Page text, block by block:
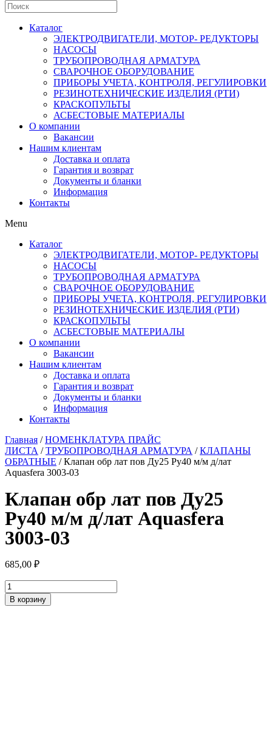
Каталог
ЭЛЕКТРОДВИГАТЕЛИ, МОТОР- РЕДУКТОРЫ
НАСОСЫ
ТРУБОПРОВОДНАЯ АРМАТУРА
СВАРОЧНОЕ ОБОРУДОВАНИЕ
ПРИБОРЫ УЧЕТА, КОНТРОЛЯ, РЕГУЛИРОВКИ
РЕЗИНОТЕХНИЧЕСКИЕ ИЗДЕЛИЯ (РТИ)
КРАСКОПУЛЬТЫ
АСБЕСТОВЫЕ МАТЕРИАЛЫ
О компании
Вакансии
Нашим клиентам
Доставка и оплата
Гарантия и возврат
Документы и бланки
Информация
Контакты
Menu
Каталог
ЭЛЕКТРОДВИГАТЕЛИ, МОТОР- РЕДУКТОРЫ
НАСОСЫ
ТРУБОПРОВОДНАЯ АРМАТУРА
СВАРОЧНОЕ ОБОРУДОВАНИЕ
ПРИБОРЫ УЧЕТА, КОНТРОЛЯ, РЕГУЛИРОВКИ
РЕЗИНОТЕХНИЧЕСКИЕ ИЗДЕЛИЯ (РТИ)
КРАСКОПУЛЬТЫ
АСБЕСТОВЫЕ МАТЕРИАЛЫ
О компании
Вакансии
Нашим клиентам
Доставка и оплата
Гарантия и возврат
Документы и бланки
Информация
Контакты
Главная /НОМЕНКЛАТУРА ПРАЙС
ЛИСТА /ТРУБОПРОВОДНАЯ АРМАТУРА /КЛАПАНЫ
ОБРАТНЫЕ / Клапан обр лат пов Ду25 Ру40 м/м д/лат
Aquasfera 3003-03
Клапан обр лат пов Ду25
Ру40 м/м д/лат Aquasfera
3003-03
685,00 ₽
Количество
товара
Клапан
В корзину